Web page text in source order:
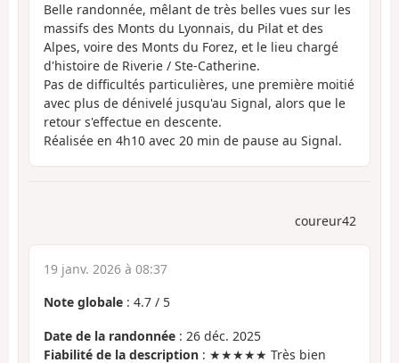
Belle randonnée, mêlant de très belles vues sur les
massifs des Monts du Lyonnais, du Pilat et des
Alpes, voire des Monts du Forez, et le lieu chargé
d'histoire de Riverie / Ste-Catherine.
Pas de difficultés particulières, une première moitié
avec plus de dénivelé jusqu'au Signal, alors que le
retour s'effectue en descente.
Réalisée en 4h10 avec 20 min de pause au Signal.
coureur42
19 janv. 2026 à 08:37
Note globale : 4.7 / 5
Date de la randonnée : 26 déc. 2025
Fiabilité de la description : ★★★★★ Très bien